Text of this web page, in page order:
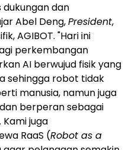
dan
Abel Deng,President,
AGIBOT. "Hari ini
perkembangan
AI berwujud fisik yang
sehingga robot tidak
manusia, namun juga
berperan sebagai
juga
RaaS (Robot as a